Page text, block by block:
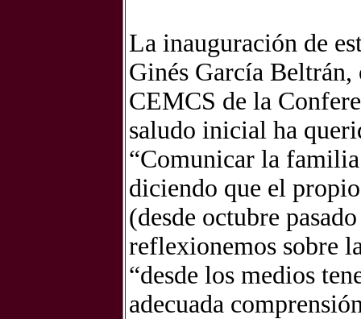
La inauguración de
Ginés García
CEMCS de la
saludo inicial ha
“Comunicar la
diciendo que el
(desde octubre
reflexionemos sobre
“desde los medios
adecuada